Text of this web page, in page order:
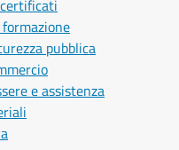
pubblica
e assistenza